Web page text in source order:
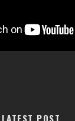
LATEST POST